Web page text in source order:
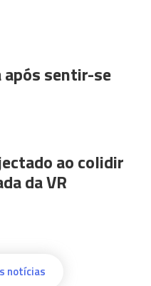
sentir-se
ao colidir
da VR
notícias